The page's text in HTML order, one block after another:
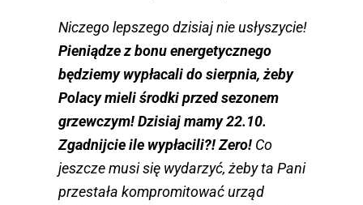
Niczego lepszego dzisiaj nie usłyszycie!
Pieniądze z bonu energetycznego
będziemy wypłacali do sierpnia, żeby
Polacy mieli środki przed sezonem
grzewczym! Dzisiaj mamy 22.10.
Zgadnijcie ile wypłacili?! Zero! Co
jeszcze musi się wydarzyć, żeby ta Pani
przestała kompromitować urząd